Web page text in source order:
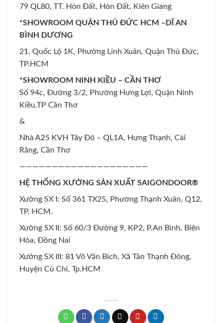
79 QL80, TT. Hòn Đất, Hòn Đất, Kiên Giang
*SHOWROOM QUẬN THỦ ĐỨC HCM –DĨ AN
BÌNH DƯƠNG
21, Quốc Lộ 1K, Phường Linh Xuân, Quận Thủ Đức,
TP.HCM
*SHOWROOM NINH KIỀU – CẦN THƠ
Số 94c, Đường 3/2, Phường Hưng Lợi, Quận Ninh
Kiều,TP Cần Thơ
&
Nhà A25 KVH Tây Đô – QL1A, Hưng Thạnh, Cái
Răng, Cần Thơ
————————————————————
HỆ THỐNG XƯỞNG SẢN XUẤT SAIGONDOOR®
Xưởng SX I: Số 361 TX25, Phường Thạnh Xuân, Q12,
TP. HCM.
Xưởng SX II: Số 60/3 Đường 9, KP2, P.An Bình, Biên
Hòa, Đồng Nai
Xưởng SX III: 81 Võ Văn Bích, Xã Tân Thạnh Đông,
Huyện Củ Chi, Tp.HCM